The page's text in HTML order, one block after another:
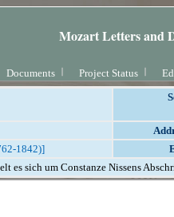
Mozart Letters and
Documents Project Status
1842)]
es sich um Constanze Nissens